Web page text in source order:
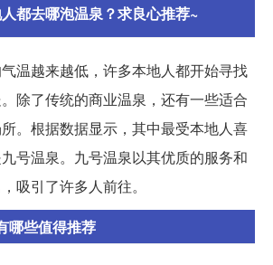
都去哪泡温泉？求良心推荐~
温越来越低，许多本地人都开始寻找
除了传统的商业温泉，还有一些适合
。根据数据显示，其中最受本地人喜
号温泉。九号温泉以其优质的服务和
吸引了许多人前往。
哪些值得推荐